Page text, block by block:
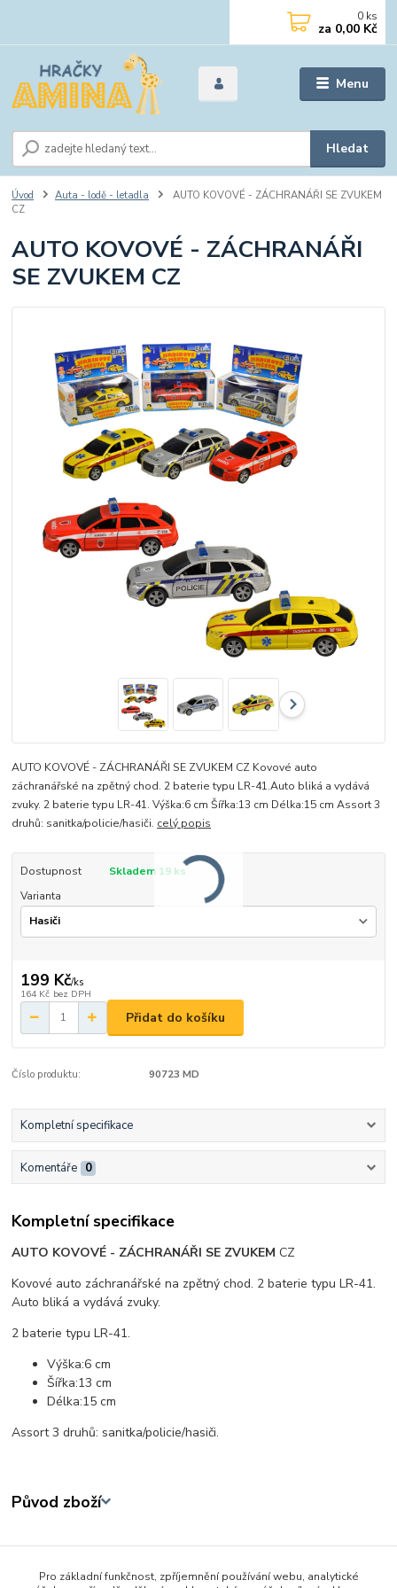
Menu
Hledat
0 ks
za 0,00 Kč
Úvod Auta - lodě - letadla
AUTO KOVOVÉ - ZÁCHRANÁŘI SE ZVUKEM
CZ
AUTO KOVOVÉ - ZÁCHRANÁŘI
SE ZVUKEM CZ
AUTO KOVOVÉ - ZÁCHRANÁŘI SE ZVUKEM CZ Kovové auto
záchranářské na zpětný chod. 2 baterie typu LR-41.Auto bliká a vydává
zvuky. 2 baterie typu LR-41. Výška:6 cm Šířka:13 cm Délka:15 cm Assort 3
druhů: sanitka/policie/hasiči. celý popis
Dostupnost
Skladem 19 ks
Varianta
199 Kč/ks
164 Kč bez DPH
Přidat do košíku
Číslo produktu: 90723 MD
Kompletní specifikace
Komentáře 0
Kompletní specifikace
AUTO KOVOVÉ - ZÁCHRANÁŘI SE ZVUKEM CZ
Kovové auto záchranářské na zpětný chod. 2 baterie typu LR-41.
Auto bliká a vydává zvuky.
2 baterie typu LR-41.
Výška:6 cm
Šířka:13 cm
Délka:15 cm
Assort 3 druhů: sanitka/policie/hasiči.
Původ zboží
Zboží zařazeno v kategoriích
Auta - lodě - letadla
Pro základní funkčnost, zpříjemnění používání webu, analytické